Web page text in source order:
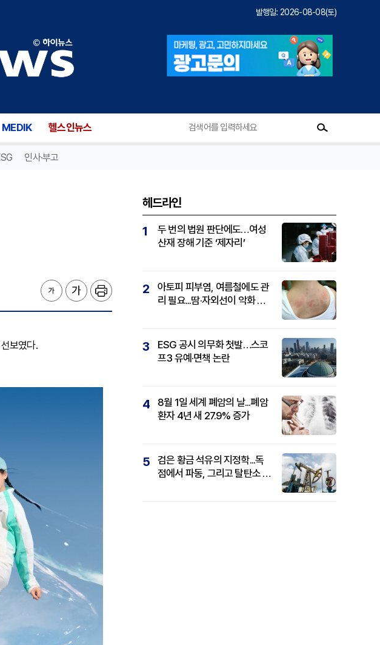
발행일: 2026-08-08(토)
MEDIK 헬스인뉴스
인사·부고
보였다.
헤드라인
1
두 번의 법원 판단에도…여성
산재 장해 기준 ‘제자리’
2
아토피 피부염, 여름철에도 관
리 필요...땀·자외선이 악화 요
3
ESG 공시 의무화 첫발…스코
프3 유예·면책 논란
4
8월 1일 세계 폐암의 날...폐암
환자 4년 새 27.9% 증가
5
검은 황금 석유의 지정학...독
점에서 파동, 그리고 탈탄소 패